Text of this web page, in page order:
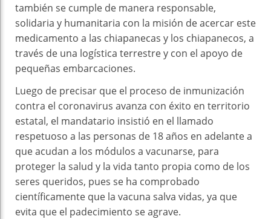
también se cumple de manera responsable,
solidaria y humanitaria con la misión de acercar este
medicamento a las chiapanecas y los chiapanecos, a
través de una logística terrestre y con el apoyo de
pequeñas embarcaciones.
Luego de precisar que el proceso de inmunización
contra el coronavirus avanza con éxito en territorio
estatal, el mandatario insistió en el llamado
respetuoso a las personas de 18 años en adelante a
que acudan a los módulos a vacunarse, para
proteger la salud y la vida tanto propia como de los
seres queridos, pues se ha comprobado
científicamente que la vacuna salva vidas, ya que
evita que el padecimiento se agrave.